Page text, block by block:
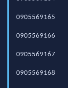
0905569165
0905569166
0905569167
0905569168